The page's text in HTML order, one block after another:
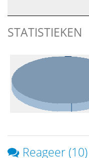
STATISTIEKEN
Reageer (10)